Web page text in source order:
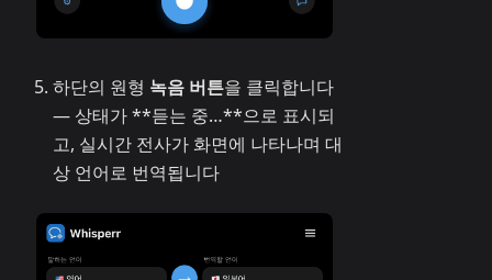
하단의 원형 녹음 버튼을 클릭합니다
— 상태가 **듣는 중…**으로 표시되
고, 실시간 전사가 화면에 나타나며 대
상 언어로 번역됩니다